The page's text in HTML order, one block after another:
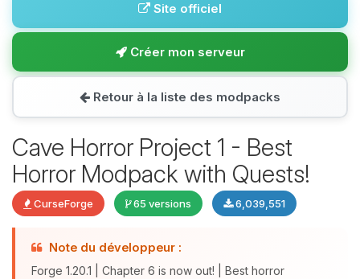
Site officiel
Créer mon serveur
Retour à la liste des modpacks
Cave Horror Project 1 - Best
Horror Modpack with Quests!
CurseForge 65 versions 6,039,551
Note du développeur :
Forge 1.20.1 | Chapter 6 is now out! | Best horror